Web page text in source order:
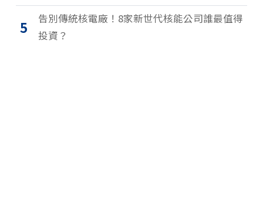
5
告別傳統核電廠！8家新世代核能公司誰最值得
投資？